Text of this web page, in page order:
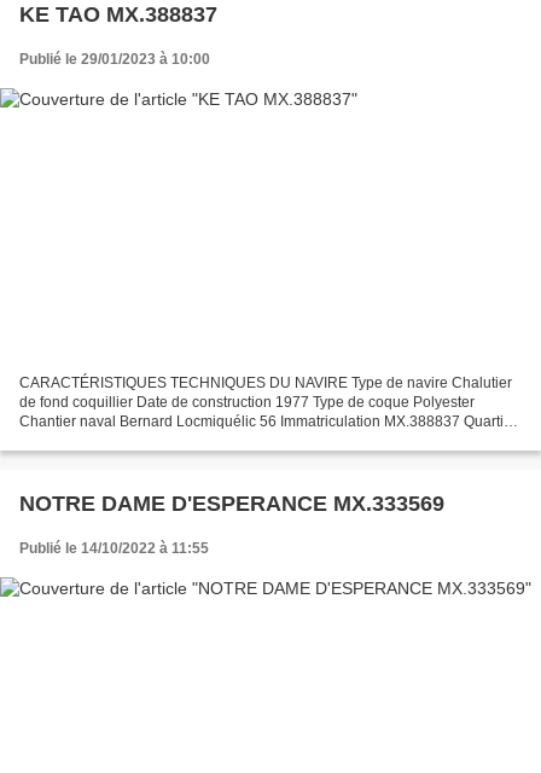
KE TAO MX.388837
Publié le 29/01/2023 à 10:00
CARACTÉRISTIQUES TECHNIQUES DU NAVIRE Type de navire Chalutier
de fond coquillier Date de construction 1977 Type de coque Polyester
Chantier naval Bernard Locmiquélic 56 Immatriculation MX.388837 Quartier
NOTRE DAME D'ESPERANCE MX.333569
Publié le 14/10/2022 à 11:55